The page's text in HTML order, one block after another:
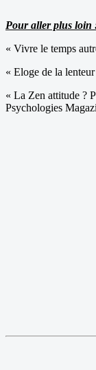
Pour aller plus loin
« Vivre le temps
« Eloge de la
« La Zen attitude ?
Psychologies